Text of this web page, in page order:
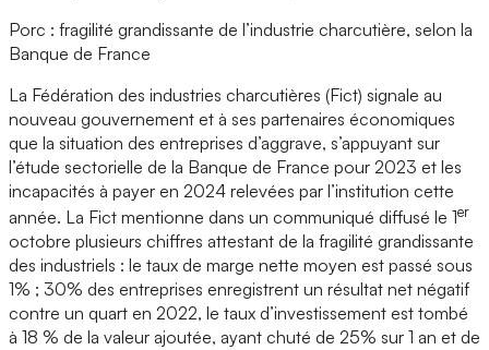
Porc : fragilité grandissante de l’industrie charcutière, selon la
Banque de France
La Fédération des industries charcutières (Fict) signale au
nouveau gouvernement et à ses partenaires économiques
que la situation des entreprises d’aggrave, s’appuyant sur
l’étude sectorielle de la Banque de France pour 2023 et les
incapacités à payer en 2024 relevées par l’institution cette
année. La Fict mentionne dans un communiqué diffusé le 1er
octobre plusieurs chiffres attestant de la fragilité grandissante
des industriels : le taux de marge nette moyen est passé sous
1% ; 30% des entreprises enregistrent un résultat net négatif
contre un quart en 2022, le taux d’investissement est tombé
à 18 % de la valeur ajoutée, ayant chuté de 25% sur 1 an et de